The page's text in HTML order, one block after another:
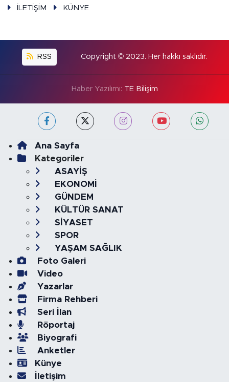
İLETİŞİM KÜNYE
RSS Copyright © 2023. Her hakkı saklıdır.
Haber Yazılımı: TE Bilişim
Ana Sayfa
Kategoriler
ASAYİŞ
EKONOMİ
GÜNDEM
KÜLTÜR SANAT
SİYASET
SPOR
YAŞAM SAĞLIK
Foto Galeri
Video
Yazarlar
Firma Rehberi
Seri İlan
Röportaj
Biyografi
Anketler
Künye
İletişim